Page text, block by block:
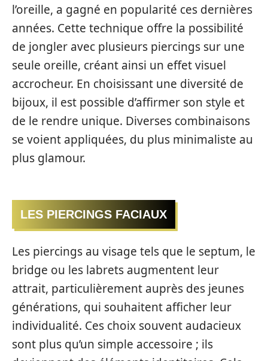
l’oreille, a gagné en popularité ces dernières
années. Cette technique offre la possibilité
de jongler avec plusieurs piercings sur une
seule oreille, créant ainsi un effet visuel
accrocheur. En choisissant une diversité de
bijoux, il est possible d’affirmer son style et
de le rendre unique. Diverses combinaisons
se voient appliquées, du plus minimaliste au
plus glamour.
LES PIERCINGS FACIAUX
Les piercings au visage tels que le septum, le
bridge ou les labrets augmentent leur
attrait, particulièrement auprès des jeunes
générations, qui souhaitent afficher leur
individualité. Ces choix souvent audacieux
sont plus qu’un simple accessoire ; ils